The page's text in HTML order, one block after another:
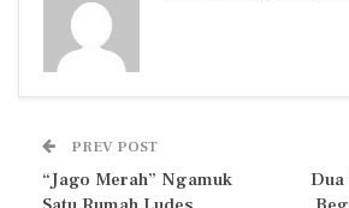
PREV POST
“Jago Merah” Ngamuk